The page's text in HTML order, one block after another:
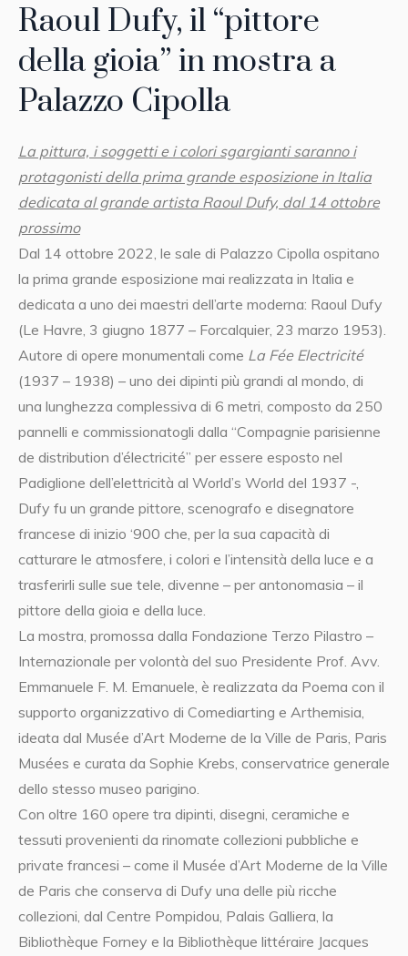
Raoul Dufy, il “pittore
della gioia” in mostra a
Palazzo Cipolla
La pittura, i soggetti e i colori sgargianti saranno i
protagonisti della prima grande esposizione in Italia
dedicata al grande artista Raoul Dufy, dal 14 ottobre
prossimo
Dal 14 ottobre 2022, le sale di Palazzo Cipolla ospitano
la prima grande esposizione mai realizzata in Italia e
dedicata a uno dei maestri dell’arte moderna: Raoul Dufy
(Le Havre, 3 giugno 1877 – Forcalquier, 23 marzo 1953).
Autore di opere monumentali come La Fée Electricité
(1937 – 1938) – uno dei dipinti più grandi al mondo, di
una lunghezza complessiva di 6 metri, composto da 250
pannelli e commissionatogli dalla “Compagnie parisienne
de distribution d’électricité” per essere esposto nel
Padiglione dell’elettricità al World’s World del 1937 -,
Dufy fu un grande pittore, scenografo e disegnatore
francese di inizio ‘900 che, per la sua capacità di
catturare le atmosfere, i colori e l’intensità della luce e a
trasferirli sulle sue tele, divenne – per antonomasia – il
pittore della gioia e della luce.
La mostra, promossa dalla Fondazione Terzo Pilastro –
Internazionale per volontà del suo Presidente Prof. Avv.
Emmanuele F. M. Emanuele, è realizzata da Poema con il
supporto organizzativo di Comediarting e Arthemisia,
ideata dal Musée d’Art Moderne de la Ville de Paris, Paris
Musées e curata da Sophie Krebs, conservatrice generale
dello stesso museo parigino.
Con oltre 160 opere tra dipinti, disegni, ceramiche e
tessuti provenienti da rinomate collezioni pubbliche e
private francesi – come il Musée d’Art Moderne de la Ville
de Paris che conserva di Dufy una delle più ricche
collezioni, dal Centre Pompidou, Palais Galliera, la
Bibliothèque Forney e la Bibliothèque littéraire Jacques